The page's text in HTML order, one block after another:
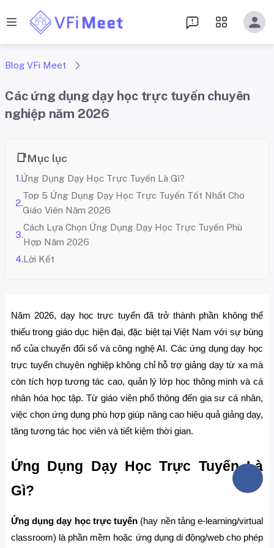
Blog VFi Meet
Các ứng dụng dạy học trực tuyến chuyên
nghiệp năm 2026
Mục lục
Ứng Dụng Dạy Học Trực Tuyến Là Gì?
Top 5 Ứng Dụng Dạy Học Trực Tuyến Tốt Nhất Cho
Giáo Viên Năm 2026
Cách Lựa Chọn Ứng Dụng Dạy Học Trực Tuyến Phù
Hợp Năm 2026
Lời Kết
Năm 2026, dạy học trực tuyến đã trở thành phần không thể
thiếu trong giáo dục hiện đại, đặc biệt tại Việt Nam với sự bùng
nổ của chuyển đổi số và công nghệ AI. Các ứng dụng dạy học
trực tuyến chuyên nghiệp không chỉ hỗ trợ giảng dạy từ xa mà
còn tích hợp tương tác cao, quản lý lớp học thông minh và cá
nhân hóa học tập. Từ giáo viên phổ thông đến gia sư cá nhân,
việc chọn ứng dụng phù hợp giúp nâng cao hiệu quả giảng dạy,
tăng tương tác học viên và tiết kiệm thời gian.
Ứng Dụng Dạy Học Trực Tuyến Là
Gì?
Ứng dụng dạy học trực tuyến (hay nền tảng e-learning/virtual
classroom) là phần mềm hoặc ứng dụng di động/web cho phép